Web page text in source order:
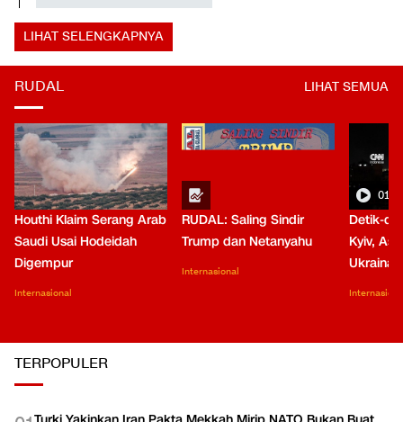
Internasional
TERPOPULER
01Turki Yakinkan Iran Pakta Mekkah Mirip NATO Bukan Buat
Lawan Teheran
Internasional•dalam 3 jam
02 Iran Sebut Dialog Bukan Tanda Manut: AS Tetap Kolonialis,
Kriminal
Internasional
04Presiden Iran Nilai Saat Ini Waktu Tepat Bikin Kesepakatan
dengan AS
Internasional dalam 3 jam